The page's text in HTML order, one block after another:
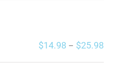
$14.98 – $25.98